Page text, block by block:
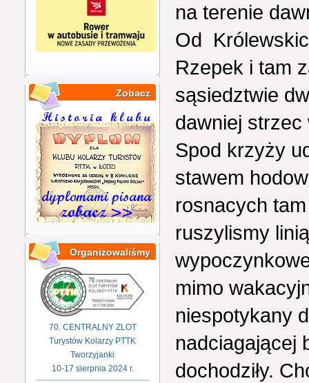
Zobacz
Organizowaliśmy
70. CENTRALNY ZLOT
Turystów Kolarzy PTTK
Tworzyjanki
10-17 sierpnia 2024 r.
na terenie
Od
Rzepek i tam
sąsiedztwie
dawniej strzec
Spod krzyży
stawem
rosnacych
ruszylismy
mimo
niespotykany
nadciagającej
dochodziły.